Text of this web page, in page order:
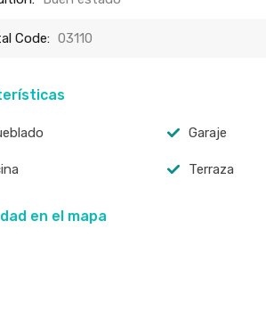
Code: 03110
Garaje
Terraza
en el mapa